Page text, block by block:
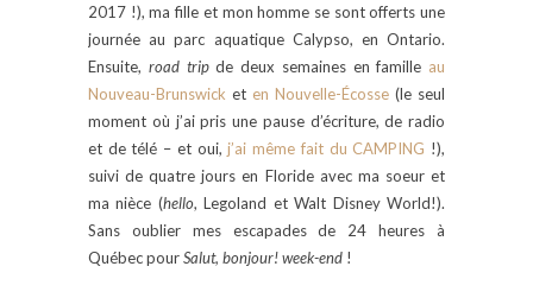
2017 !), ma fille et mon homme se sont offerts une
journée au parc aquatique Calypso, en Ontario.
Ensuite, road tripde deux semaines en famille au
Nouveau-Brunswick et en Nouvelle-Écosse (le seul
moment où j’ai pris une pause d’écriture, de radio
et de télé – et oui,j’ai même fait du CAMPING !),
suivi de quatre jours en Floride avec ma soeur et
ma nièce (hello, Legoland et Walt Disney World!).
Sans oublier mes escapades de 24 heures à
Québec pourSalut, bonjour! week-end !